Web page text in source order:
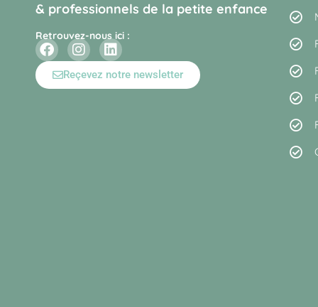
& professionnels de la petite enfance
Retrouvez-nous ici :
Reçevez notre newsletter